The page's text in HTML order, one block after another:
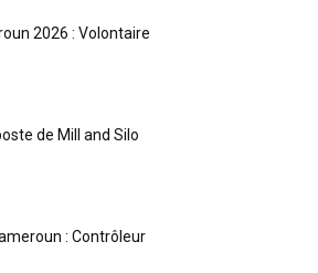
2026 : Volontaire
de Mill and Silo
: Contrôleur